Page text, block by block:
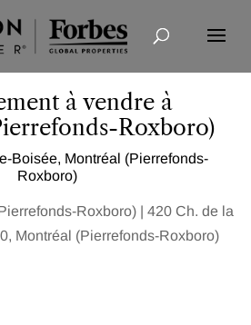
à vendre à
Roxboro)
Boisée, Montréal (Pierrefonds-
Roxboro)